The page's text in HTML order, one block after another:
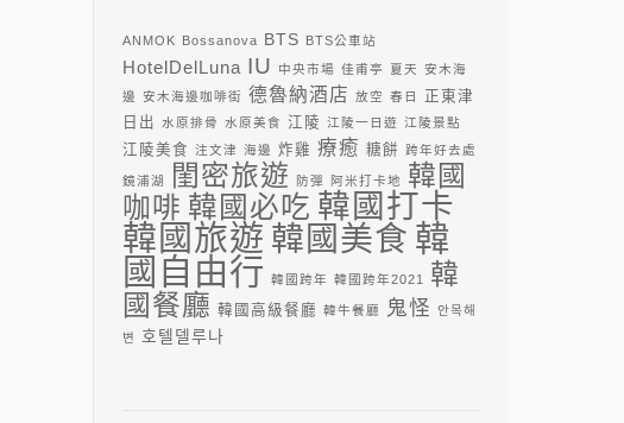
ANMOK Bossanova BTS BTS公車站
HotelDelLuna IU 中央市場 佳甫亭 夏天 安木海
邊 安木海邊咖啡街 德魯納酒店 放空 春日
正東津
日出 水原排骨 水原美食 江陵 江陵一日遊 江陵景點
江陵美食 注文津 海邊 炸雞 療癒 糖餅 跨年好去處
鏡浦湖 閨密旅遊 防彈 阿米打卡地
韓國
咖啡 韓國必吃 韓國打卡
韓國旅遊 韓國美食 韓
國自由行 韓國跨年 韓國跨年2021
韓
國餐廳 韓國高級餐廳 韓牛餐廳 鬼怪 안목해
변
호텔델루나